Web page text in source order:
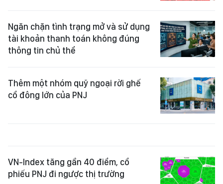
Ngăn chặn tình trạng mở và sử dụng
tài khoản thanh toán không đúng
thông tin chủ thể
Thêm một nhóm quỹ ngoại rời ghế
cổ đông lớn của PNJ
VN-Index tăng gần 40 điểm, cổ
phiếu PNJ đi ngược thị trường